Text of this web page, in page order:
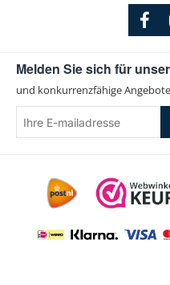
Melden Sie sich für
und konkurrenzfähige
E-
mailadresse